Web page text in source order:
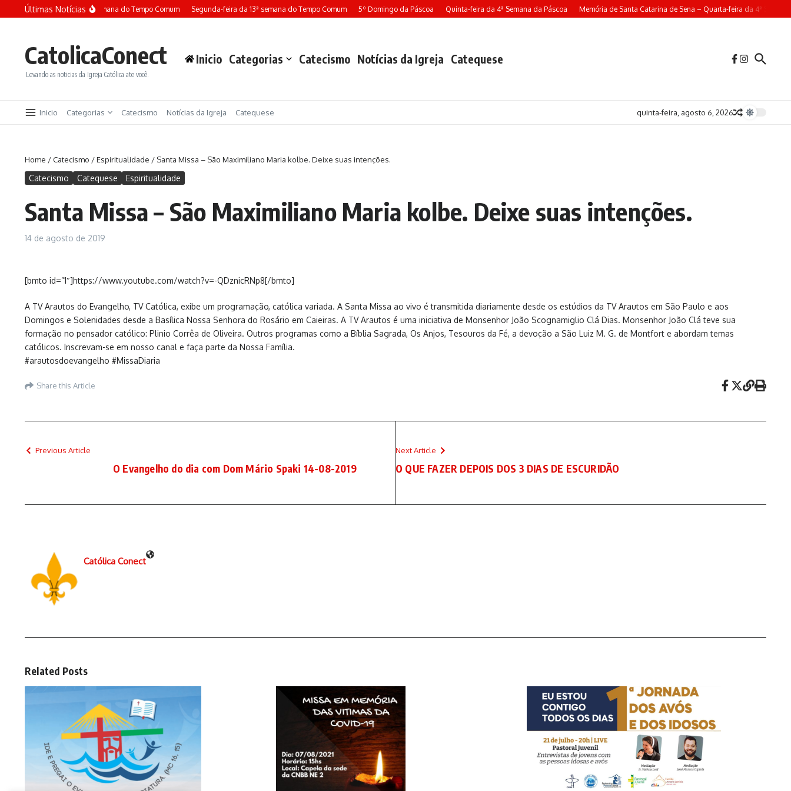
Ir para o conteúdo
Últimas Notícias
Terça-feira da 13ª semana do Tempo Comum Segunda-feira da 13ª semana do Tempo Comum 5º Domingo da Páscoa Quinta-feira da 4ª Semana da Páscoa Memória de Santa Catarina de Sena – Quarta-feira da 4ª Semana
CatolicaConect
Levando as noticias da Igreja Católica ate você.
Inicio Categorias Catecismo Notícias da Igreja Catequese
Inicio Categorias Catecismo Notícias da Igreja Catequese quinta-feira, agosto 6, 2026
Home /Catecismo /Espiritualidade / Santa Missa – São Maximiliano Maria kolbe. Deixe suas intenções.
Catecismo Catequese Espiritualidade
Santa Missa – São Maximiliano Maria kolbe. Deixe suas intenções.
14 de agosto de 2019
[bmto id=”1″]https://www.youtube.com/watch?v=-QDznicRNp8[/bmto]
A TV Arautos do Evangelho, TV Católica, exibe um programação, católica variada. A Santa Missa ao vivo é transmitida diariamente desde os estúdios da TV Arautos em São Paulo e aos
Domingos e Solenidades desde a Basílica Nossa Senhora do Rosário em Caieiras. A TV Arautos é uma iniciativa de Monsenhor João Scognamiglio Clá Dias. Monsenhor João Clá teve sua
formação no pensador católico: Plinio Corrêa de Oliveira. Outros programas como a Bíblia Sagrada, Os Anjos, Tesouros da Fé, a devoção a São Luiz M. G. de Montfort e abordam temas
católicos. Inscrevam-se em nosso canal e faça parte da Nossa Família.
#arautosdoevangelho #MissaDiaria
Share this Article
Previous Article
O Evangelho do dia com Dom Mário Spaki 14-08-2019
Next Article
O QUE FAZER DEPOIS DOS 3 DIAS DE ESCURIDÃO
Católica Conect
Related Posts